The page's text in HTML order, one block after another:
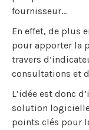
fournisseur…
En effet, de plus
pour apporter la
travers
consultations et
L’idée est donc
solution
points clés pour